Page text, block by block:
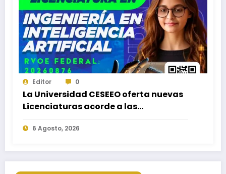
Editor 0
La Universidad CESEEO oferta nuevas
Licenciaturas acorde a las
necesidades educativas de los
egresados de escuelas del nivel medio
6 Agosto, 2026